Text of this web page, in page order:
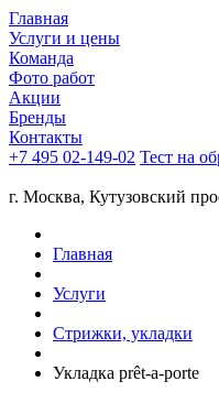
Главная
Услуги и цены
Команда
Фото работ
Акции
Бренды
Контакты
+7 495 02-149-02 Тест на
г. Москва, Кутузовский
Главная
Услуги
Стрижки, укладки
Укладка prêt-a-porte